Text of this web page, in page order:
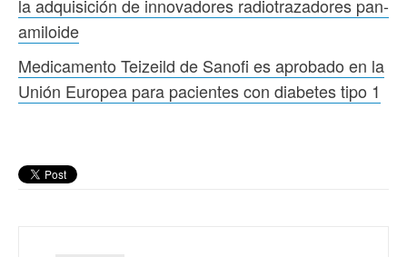
la adquisición de innovadores radiotrazadores pan-
amiloide
Medicamento Teizeild de Sanofi es aprobado en la
Unión Europea para pacientes con diabetes tipo 1